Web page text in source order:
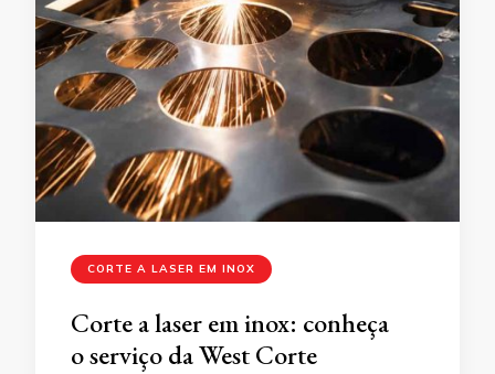
CORTE A LASER EM INOX
Corte a laser em inox: conheça
o serviço da West Corte